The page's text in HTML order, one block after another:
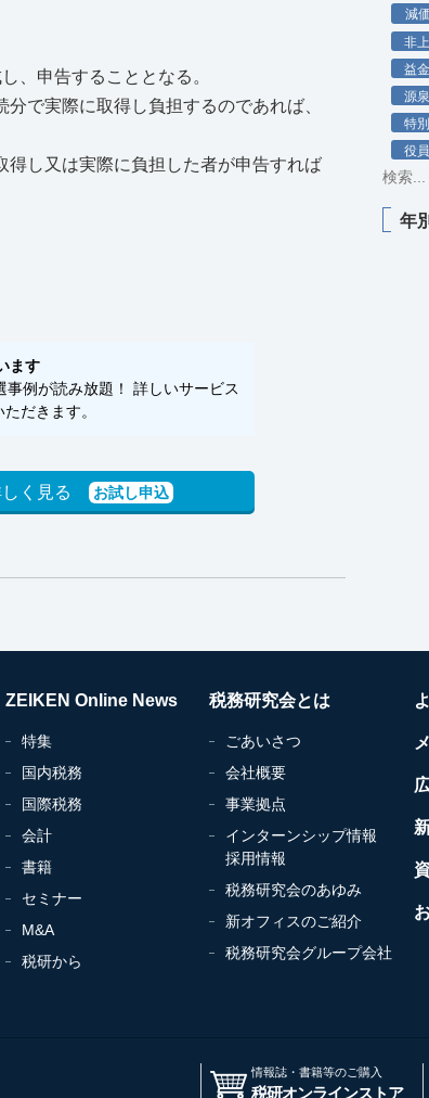
、申告することとなる。
で実際に取得し負担するのであれば、
し又は実際に負担した者が申告すれば
ます
事例が読み放題！ 詳しいサービス
だきます。
く見る お試し申込
減
非
益金
源
特
役
年
ZEIKEN Online News
特集
国内税務
国際税務
会計
書籍
セミナー
M&A
税研から
税務研究会とは
ごあいさつ
会社概要
事業拠点
インターンシップ情報
採用情報
税務研究会のあゆみ
新オフィスのご紹介
税務研究会グループ会社
情報誌・書籍等のご購入
税研オンラインストア